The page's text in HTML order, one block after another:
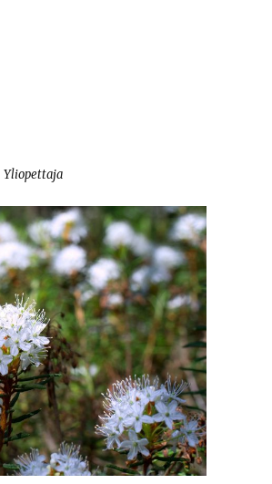
Yliopettaja